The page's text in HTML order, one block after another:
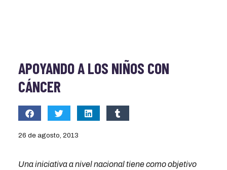
APOYANDO A LOS NIÑOS CON
CÁNCER
26 de agosto, 2013
Una iniciativa a nivel nacional tiene como objetivo